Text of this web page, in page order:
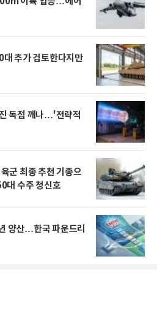
추가 검토한다지만
독점 깨나…'전략적
군 최종 추천 기종으
대 수주 청신호
양산…한국 파운드리